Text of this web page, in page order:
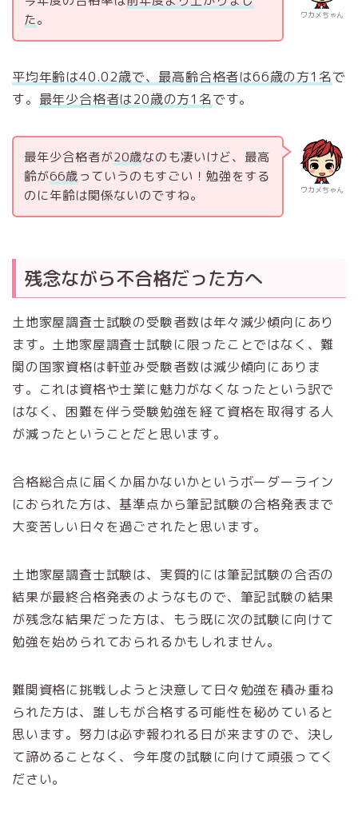
ワカメちゃん
た。
平均年齢は40.02歳で、最高齢合格者は66歳の方1名で
す。 最年少合格者は20歳の方1名です。
ワカメちゃん
最年少合格者が20歳なのも凄いけど、最高
齢が66歳っていうのもすごい！勉強をする
のに年齢は関係ないのですね。
残念ながら不合格だった方へ
土地家屋調査士試験の受験者数は年々減少傾向にあり
ます。土地家屋調査士試験に限ったことではなく、難
関の国家資格は軒並み受験者数は減少傾向にありま
す。これは資格や士業に魅力がなくなったという訳で
はなく、困難を伴う受験勉強を経て資格を取得する人
が減ったということだと思います。
合格総合点に届くか届かないかというボーダーライン
におられた方は、基準点から筆記試験の合格発表まで
大変苦しい日々を過ごされたと思います。
土地家屋調査士試験は、実質的には筆記試験の合否の
結果が最終合格発表のようなもので、筆記試験の結果
が残念な結果だった方は、もう既に次の試験に向けて
勉強を始められておられるかもしれません。
難関資格に挑戦しようと決意して日々勉強を積み重ね
られた方は、誰しもが合格する可能性を秘めていると
思います。努力は必ず報われる日が来ますので、決し
て諦めることなく、今年度の試験に向けて頑張ってく
ださい。